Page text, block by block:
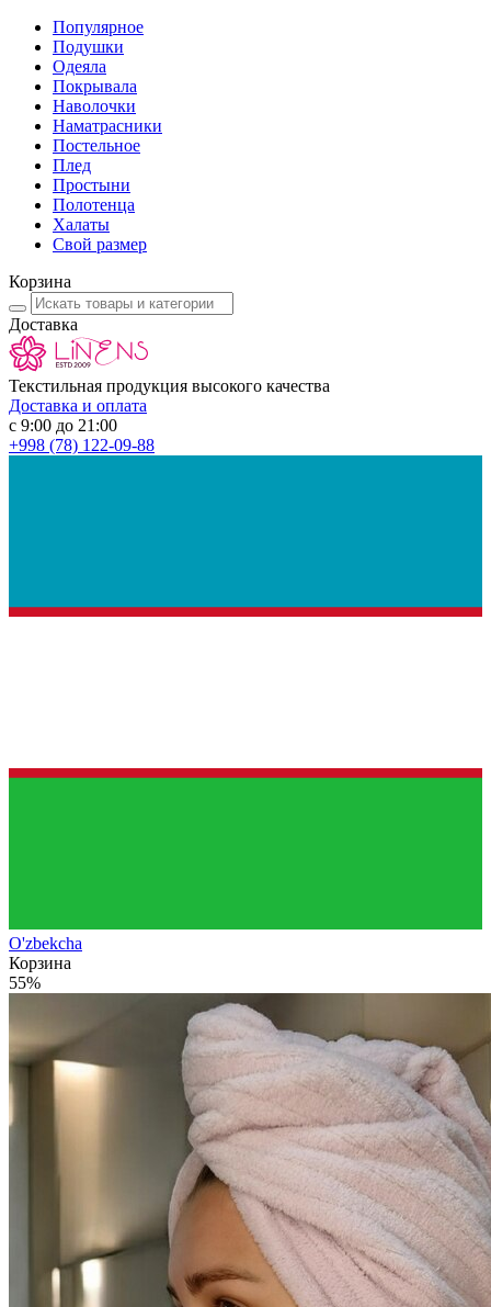
Популярное
Подушки
Одеяла
Покрывала
Наволочки
Наматрасники
Постельное
Плед
Простыни
Полотенца
Халаты
Свой размер
Корзина
Доставка
Текстильная продукция высокого качества
Доставка и оплата
с 9:00 до 21:00
+998 (78) 122-09-88
O'zbekcha
Корзина
55%